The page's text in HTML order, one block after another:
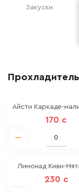
Закуски
Айсти Каркаде-
170 c
Лимонад Киви-
230 c